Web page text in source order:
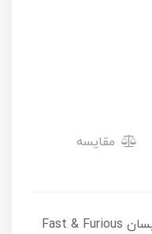
مقایسه
ماشین فلزی هات ویلز پرمیوم نیسان Fast & Furious